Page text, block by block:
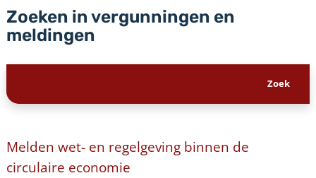
Zoeken in vergunningen en
meldingen
Melden wet- en regelgeving binnen de
circulaire economie